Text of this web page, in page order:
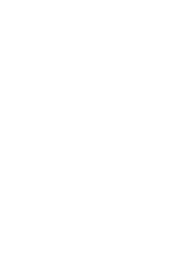
ラレコが（ノ∇`）
頃に撮った写真があった
決定！！
たw」